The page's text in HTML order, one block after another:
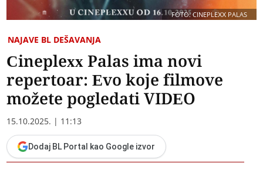
FOTO: CINEPLEXX PALAS
NAJAVE BL DEŠAVANJA
Cineplexx Palas ima novi
repertoar: Evo koje filmove
možete pogledati VIDEO
15.10.2025. | 11:13
Dodaj BL Portal kao Google izvor